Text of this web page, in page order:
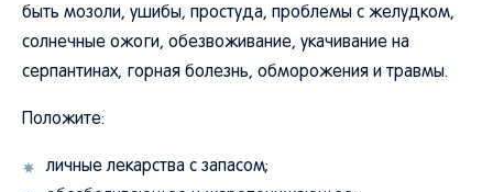
быть мозоли, ушибы, простуда, проблемы с желудком,
солнечные ожоги, обезвоживание, укачивание на
серпантинах, горная болезнь, обморожения и травмы.
Положите:
личные лекарства с запасом;